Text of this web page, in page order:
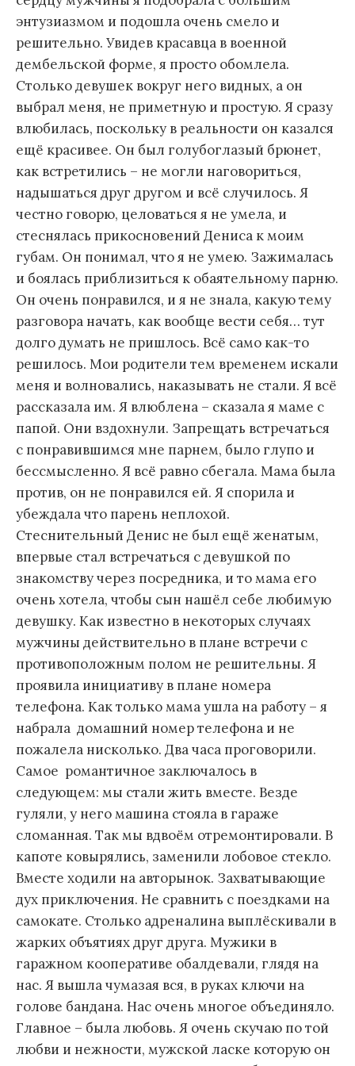
энтузиазмом и подошла очень смело и
решительно. Увидев красавца в военной
дембельской форме, я просто обомлела.
Столько девушек вокруг него видных, а он
выбрал меня, не приметную и простую. Я сразу
влюбилась, поскольку в реальности он казался
ещё красивее. Он был голубоглазый брюнет,
как встретились – не могли наговориться,
надышаться друг другом и всё случилось. Я
честно говорю, целоваться я не умела, и
стеснялась прикосновений Дениса к моим
губам. Он понимал, что я не умею. Зажималась
и боялась приблизиться к обаятельному парню.
Он очень понравился, и я не знала, какую тему
разговора начать, как вообще вести себя… тут
долго думать не пришлось. Всё само как-то
решилось. Мои родители тем временем искали
меня и волновались, наказывать не стали. Я всё
рассказала им. Я влюблена – сказала я маме с
папой. Они вздохнули. Запрещать встречаться
с понравившимся мне парнем, было глупо и
бессмысленно. Я всё равно сбегала. Мама была
против, он не понравился ей. Я спорила и
убеждала что парень неплохой.
Стеснительный Денис не был ещё женатым,
впервые стал встречаться с девушкой по
знакомству через посредника, и то мама его
очень хотела, чтобы сын нашёл себе любимую
девушку. Как известно в некоторых случаях
мужчины действительно в плане встречи с
противоположным полом не решительны. Я
проявила инициативу в плане номера
телефона. Как только мама ушла на работу – я
набрала домашний номер телефона и не
пожалела нисколько. Два часа проговорили.
Самое романтичное заключалось в
следующем: мы стали жить вместе. Везде
гуляли, у него машина стояла в гараже
сломанная. Так мы вдвоём отремонтировали. В
капоте ковырялись, заменили лобовое стекло.
Вместе ходили на авторынок. Захватывающие
дух приключения. Не сравнить с поездками на
самокате. Столько адреналина выплёскивали в
жарких объятиях друг друга. Мужики в
гаражном кооперативе обалдевали, глядя на
нас. Я вышла чумазая вся, в руках ключи на
голове бандана. Нас очень многое объединяло.
Главное – была любовь. Я очень скучаю по той
любви и нежности, мужской ласке которую он